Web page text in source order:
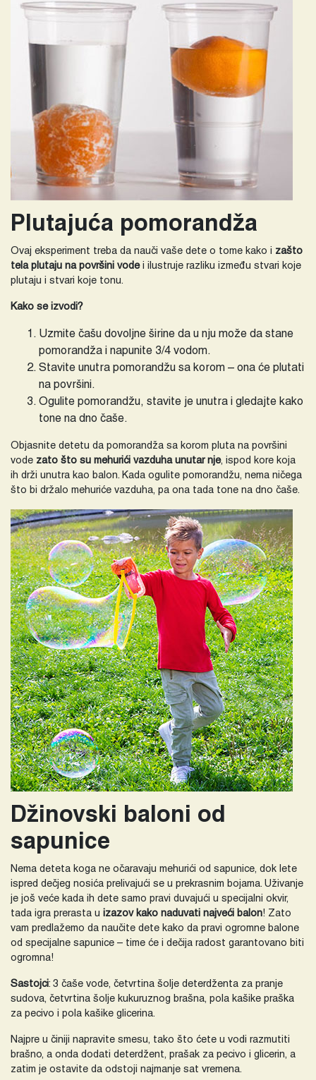
Plutajuća pomorandža
Ovaj eksperiment treba da nauči vaše dete o tome kako i zašto
tela plutaju na površini vodei ilustruje razliku između stvari koje
plutaju i stvari koje tonu.
Kako se izvodi?
Uzmite čašu dovoljne širine da u nju može da stane
pomorandža i napunite 3/4 vodom.
Stavite unutra pomorandžu sa korom – ona će plutati
na površini.
Ogulite pomorandžu, stavite je unutra i gledajte kako
tone na dno čaše.
Objasnite detetu da pomorandža sa korom pluta na površini
vode zato što su mehurići vazduha unutar nje, ispod kore koja
ih drži unutra kao balon. Kada ogulite pomorandžu, nema ničega
što bi držalo mehuriće vazduha, pa ona tada tone na dno čaše.
Džinovski baloni od
sapunice
Nema deteta koga ne očaravaju mehurići od sapunice, dok lete
ispred dečjeg nosića prelivajući se u prekrasnim bojama. Uživanje
je još veće kada ih dete samo pravi duvajući u specijalni okvir,
tada igra prerasta u
izazov kako naduvati najveći balon! Zato
vam predlažemo da naučite dete kako da pravi ogromne balone
od specijalne sapunice – time će i dečija radost garantovano biti
ogromna!
Sastojci: 3 čaše vode, četvrtina šolje deterdženta za pranje
sudova, četvrtina šolje kukuruznog brašna, pola kašike praška
za pecivo i pola kašike glicerina.
Najpre u činiji napravite smesu, tako što ćete u vodi razmutiti
brašno, a onda dodati deterdžent, prašak za pecivo i glicerin, a
zatim je ostavite da odstoji najmanje sat vremena.